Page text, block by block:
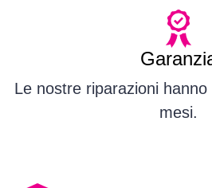
Le nostre riparazioni
mesi.